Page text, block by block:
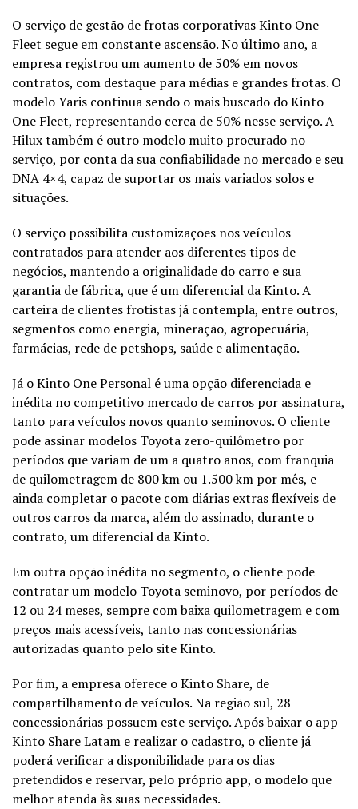
O serviço de gestão de frotas corporativas Kinto One
Fleet segue em constante ascensão. No último ano, a
empresa registrou um aumento de 50% em novos
contratos, com destaque para médias e grandes frotas. O
modelo Yaris continua sendo o mais buscado do Kinto
One Fleet, representando cerca de 50% nesse serviço. A
Hilux também é outro modelo muito procurado no
serviço, por conta da sua confiabilidade no mercado e seu
DNA 4×4, capaz de suportar os mais variados solos e
situações.
O serviço possibilita customizações nos veículos
contratados para atender aos diferentes tipos de
negócios, mantendo a originalidade do carro e sua
garantia de fábrica, que é um diferencial da Kinto. A
carteira de clientes frotistas já contempla, entre outros,
segmentos como energia, mineração, agropecuária,
farmácias, rede de petshops, saúde e alimentação.
Já o Kinto One Personal é uma opção diferenciada e
inédita no competitivo mercado de carros por assinatura,
tanto para veículos novos quanto seminovos. O cliente
pode assinar modelos Toyota zero-quilômetro por
períodos que variam de um a quatro anos, com franquia
de quilometragem de 800 km ou 1.500 km por mês, e
ainda completar o pacote com diárias extras flexíveis de
outros carros da marca, além do assinado, durante o
contrato, um diferencial da Kinto.
Em outra opção inédita no segmento, o cliente pode
contratar um modelo Toyota seminovo, por períodos de
12 ou 24 meses, sempre com baixa quilometragem e com
preços mais acessíveis, tanto nas concessionárias
autorizadas quanto pelo site Kinto.
Por fim, a empresa oferece o Kinto Share, de
compartilhamento de veículos. Na região sul, 28
concessionárias possuem este serviço. Após baixar o app
Kinto Share Latam e realizar o cadastro, o cliente já
poderá verificar a disponibilidade para os dias
pretendidos e reservar, pelo próprio app, o modelo que
melhor atenda às suas necessidades.